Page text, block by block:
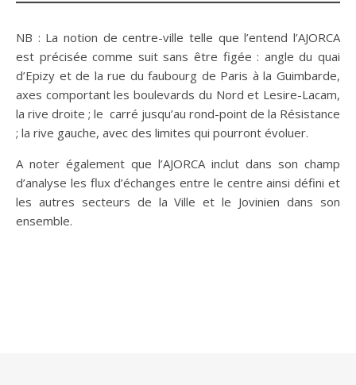
NB : La notion de centre-ville telle que l’entend l’AJORCA
est précisée comme suit sans être figée : angle du quai
d’Epizy et de la rue du faubourg de Paris à la Guimbarde,
axes comportant les boulevards du Nord et Lesire-Lacam,
la rive droite ; le carré jusqu’au rond-point de la Résistance
; la rive gauche, avec des limites qui pourront évoluer.
A noter également que l’AJORCA inclut dans son champ
d’analyse les flux d’échanges entre le centre ainsi défini et
les autres secteurs de la Ville et le Jovinien dans son
ensemble.